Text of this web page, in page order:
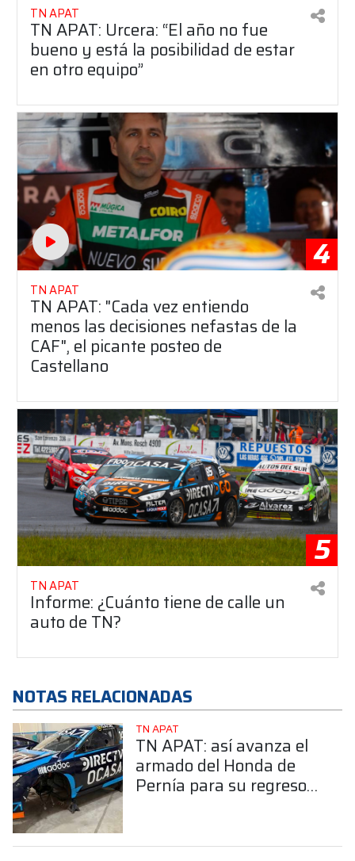
TN APAT
TN APAT: Urcera: “El año no fue
bueno y está la posibilidad de estar
en otro equipo”
4
TN APAT
TN APAT: "Cada vez entiendo
menos las decisiones nefastas de la
CAF", el picante posteo de
Castellano
5
TN APAT
Informe: ¿Cuánto tiene de calle un
auto de TN?
NOTAS RELACIONADAS
TN APAT
TN APAT: así avanza el
armado del Honda de
Pernía para su regreso